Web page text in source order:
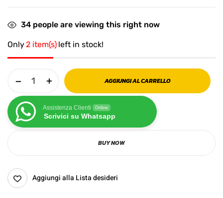
34 people are viewing this right now
Only2 item(s) left in stock!
AGGIUNGI AL CARRELLO
Assistenza Clienti Online
Scrivici su Whatsapp
BUY NOW
Aggiungi alla Lista desideri